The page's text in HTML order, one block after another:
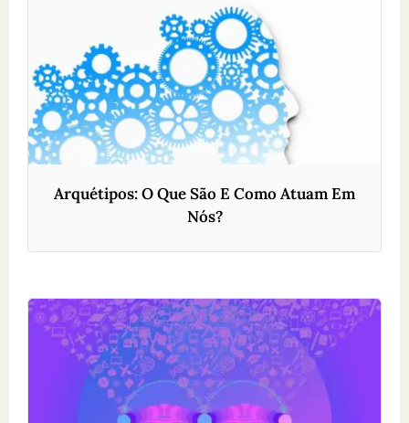
Arquétipos: O Que São E Como Atuam Em
Nós?